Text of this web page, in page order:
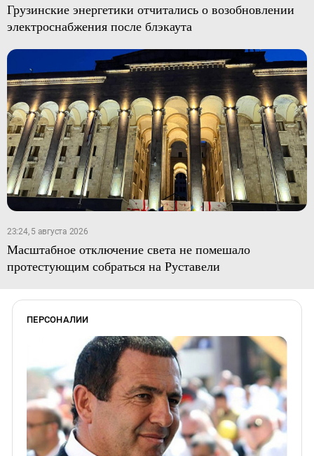
Грузинские энергетики отчитались о возобновлении
электроснабжения после блэкаута
23:24, 5 августа 2026
Масштабное отключение света не помешало
протестующим собраться на Руставели
ПЕРСОНАЛИИ